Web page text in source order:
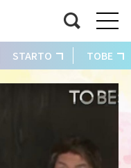
STARTO TOBE